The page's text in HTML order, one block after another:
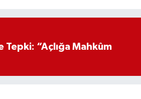
“Açlığa Mahkûm